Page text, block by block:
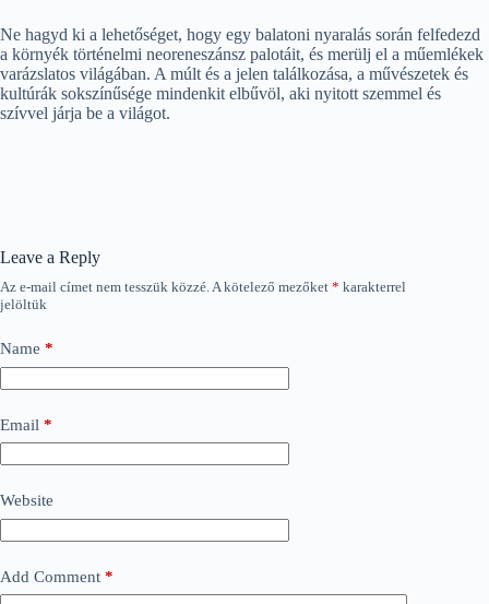
Ne hagyd ki a lehetőséget, hogy egy balatoni nyaralás során felfedezd
a környék történelmi neoreneszánsz palotáit, és merülj el a műemlékek
varázslatos világában. A múlt és a jelen találkozása, a művészetek és
kultúrák sokszínűsége mindenkit elbűvöl, aki nyitott szemmel és
szívvel járja be a világot.
Leave a Reply
Az e-mail címet nem tesszük közzé.A kötelező mezőket * karakterrel
jelöltük
Name *
Email *
Website
Add Comment *